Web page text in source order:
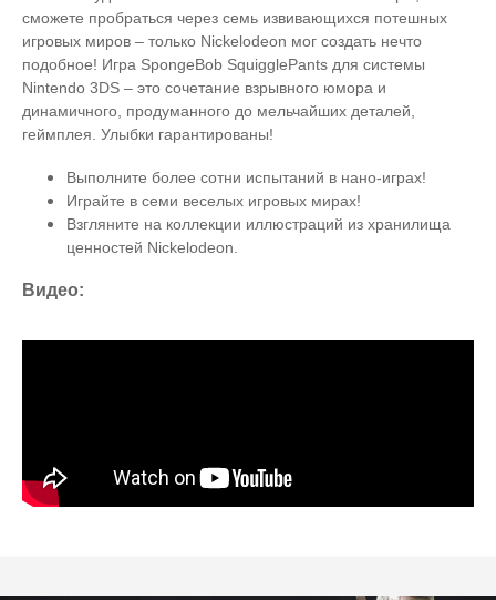
сможете пробраться через семь извивающихся потешных
игровых миров – только Nickelodeon мог создать нечто
подобное! Игра SpongeBob SquigglePants для системы
Nintendo 3DS – это сочетание взрывного юмора и
динамичного, продуманного до мельчайших деталей,
геймплея. Улыбки гарантированы!
Выполните более сотни испытаний в нано-играх!
Играйте в семи веселых игровых мирах!
Взгляните на коллекции иллюстраций из хранилища
ценностей Nickelodeon.
Видео: